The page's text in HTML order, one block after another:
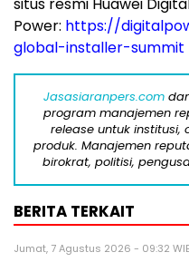
Power: https://
global-installer-summit
Jasasiaranpers.com
program manajemen
release untuk
produk. Manajemen
birokrat, politisi,
BERITA TERKAIT
Jumat, 7 Agustus 2026 - 09:32